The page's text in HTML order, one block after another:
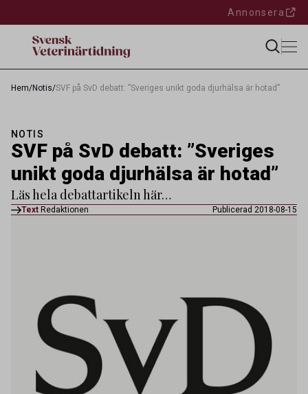
Annonsera
Hem/Notis/SVF på SvD debatt: ”Sveriges unikt goda djurhälsa är hotad”
NOTIS
SVF på SvD debatt: ”Sveriges
unikt goda djurhälsa är hotad”
Läs hela debattartikeln här…
Text Redaktionen Publicerad 2018-08-15